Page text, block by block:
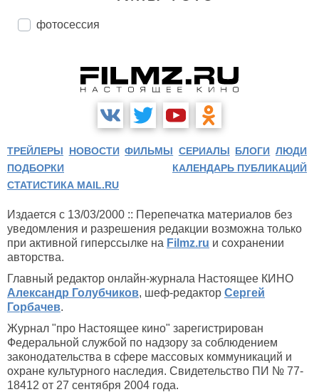
фотосессия
ТРЕЙЛЕРЫ НОВОСТИ ФИЛЬМЫ СЕРИАЛЫ БЛОГИ ЛЮДИ
ПОДБОРКИ
КАЛЕНДАРЬ ПУБЛИКАЦИЙ
СТАТИСТИКА MAIL.RU
Издается с 13/03/2000 :: Перепечатка материалов без
уведомления и разрешения редакции возможна только
при активной гиперссылке на Filmz.ru и сохранении
авторства.
Главный редактор онлайн-журнала Настоящее КИНО
Александр Голубчиков, шеф-редактор Сергей
Горбачев.
Журнал "про Настоящее кино" зарегистрирован
Федеральной службой по надзору за соблюдением
законодательства в сфере массовых коммуникаций и
охране культурного наследия. Свидетельство ПИ № 77-
18412 от 27 сентября 2004 года.